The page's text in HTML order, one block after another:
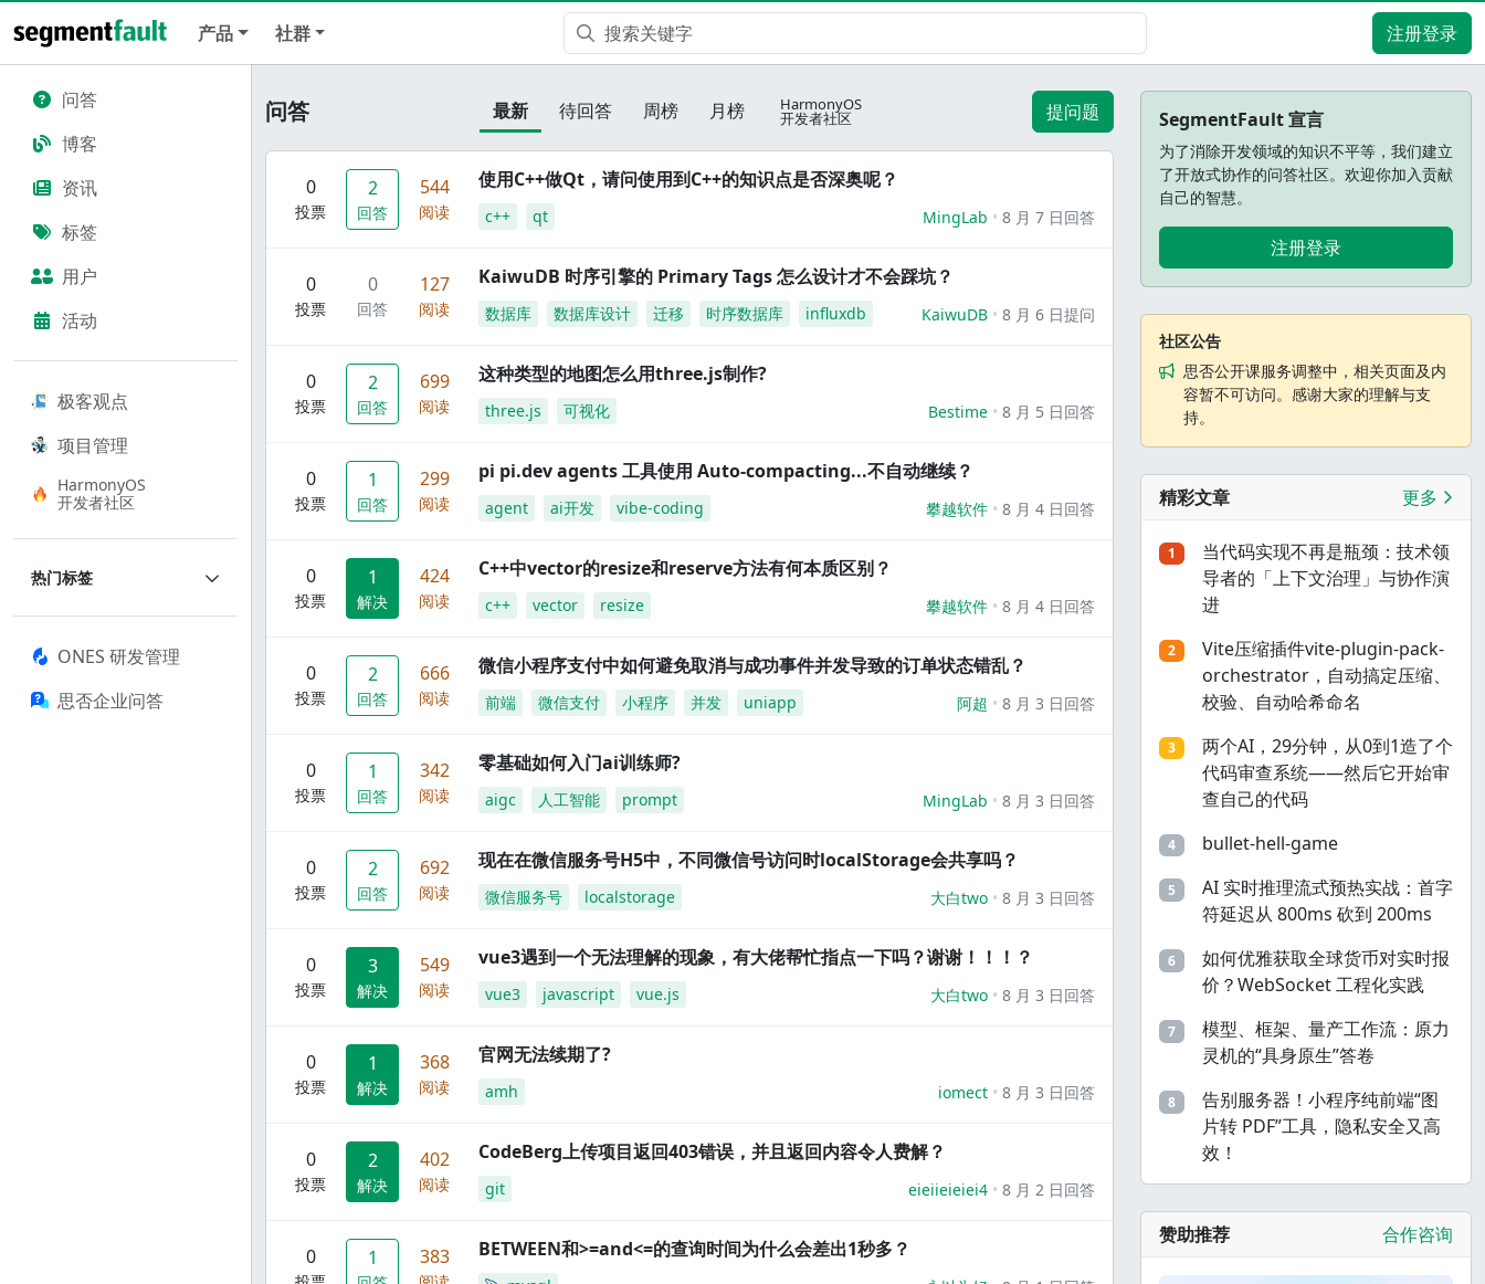
产品 社群 注册登录
问答
博客
资讯
标签
用户
活动
极客观点
项目管理
HarmonyOS
开发者社区
热门标签
ONES 研发管理
思否企业问答
问答 最新 待回答 周榜 月榜 HarmonyOS
开发者社区 提问题
0
投票
2
回答
544
阅读
使用C++做Qt，请问使用到C++的知识点是否深奥呢？
c++ qt MingLab 8 月 7 日回答
0
投票
0
回答
127
阅读
KaiwuDB 时序引擎的 Primary Tags 怎么设计才不会踩坑？
数据库 数据库设计 迁移 时序数据库 influxdb KaiwuDB 8 月 6 日提问
0
投票
2
回答
699
阅读
这种类型的地图怎么用three.js制作?
three.js 可视化 Bestime 8 月 5 日回答
0
投票
1
回答
299
阅读
pi pi.dev agents 工具使用 Auto-compacting...不自动继续？
agent ai开发 vibe-coding 攀越软件 8 月 4 日回答
0
投票
1
解决
424
阅读
C++中vector的resize和reserve方法有何本质区别？
c++ vector resize 攀越软件 8 月 4 日回答
0
投票
2
回答
666
阅读
微信小程序支付中如何避免取消与成功事件并发导致的订单状态错乱？
前端 微信支付 小程序 并发 uniapp 阿超 8 月 3 日回答
0
投票
1
回答
342
阅读
零基础如何入门ai训练师?
aigc 人工智能 prompt MingLab 8 月 3 日回答
0
投票
2
回答
692
阅读
现在在微信服务号H5中，不同微信号访问时localStorage会共享吗？
微信服务号 localstorage 大白two 8 月 3 日回答
0
投票
3
解决
549
阅读
vue3遇到一个无法理解的现象，有大佬帮忙指点一下吗？谢谢！！！？
vue3 javascript vue.js 大白two 8 月 3 日回答
0
投票
1
解决
368
阅读
官网无法续期了?
amh iomect 8 月 3 日回答
0
投票
2
解决
402
阅读
CodeBerg上传项目返回403错误，并且返回内容令人费解？
git eieiieieiei4 8 月 2 日回答
0 1 383 BETWEEN和>=and<=的查询时间为什么会差出1秒多？
SegmentFault 宣言
为了消除开发领域的知识不平等，我们建立
了开放式协作的问答社区。欢迎你加入贡献
自己的智慧。
注册登录
社区公告
思否公开课服务调整中，相关页面及内
容暂不可访问。感谢大家的理解与支
持。
精彩文章 更多
1
当代码实现不再是瓶颈：技术领
导者的「上下文治理」与协作演
进
2
Vite压缩插件vite-plugin-pack-
orchestrator，自动搞定压缩、
校验、自动哈希命名
3
两个AI，29分钟，从0到1造了个
代码审查系统——然后它开始审
查自己的代码
4 bullet-hell-game
5
AI 实时推理流式预热实战：首字
符延迟从 800ms 砍到 200ms
6
如何优雅获取全球货币对实时报
价？WebSocket 工程化实践
7
模型、框架、量产工作流：原力
灵机的“具身原生”答卷
8
告别服务器！小程序纯前端“图
片转 PDF”工具，隐私安全又高
效！
赞助推荐 合作咨询